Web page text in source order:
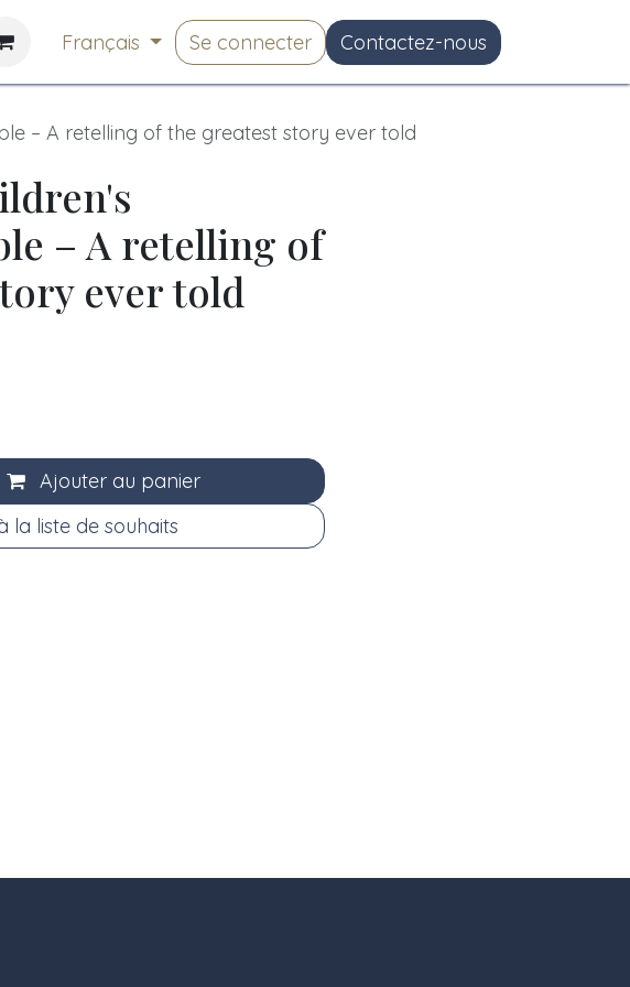
Français Se connecter Contactez-nous
– A retelling of the greatest story ever told
– A retelling of
ever told
Ajouter au panier
la liste de souhaits